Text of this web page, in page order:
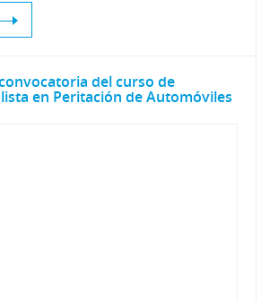
del curso de
en Peritación de Automóviles